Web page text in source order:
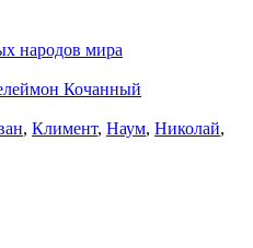
народов мира
Кочанный
, Климент, Наум, Николай,